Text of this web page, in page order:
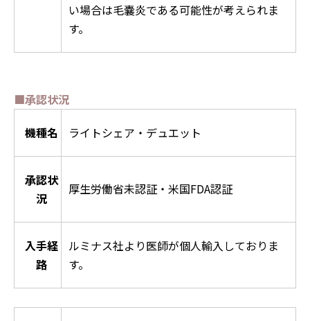
い場合は毛嚢炎である可能性が考えられま
す。
■承認状況
機種名
ライトシェア・デュエット
承認状
況
厚生労働省未認証・米国FDA認証
入手経
路
ルミナス社より医師が個人輸入しておりま
す。